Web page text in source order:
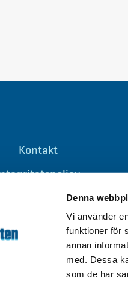
Denna
Vi använder
funktioner för
annan
med. Dessa
som de har
Kontakt
Om cookies
Tillgänglighet